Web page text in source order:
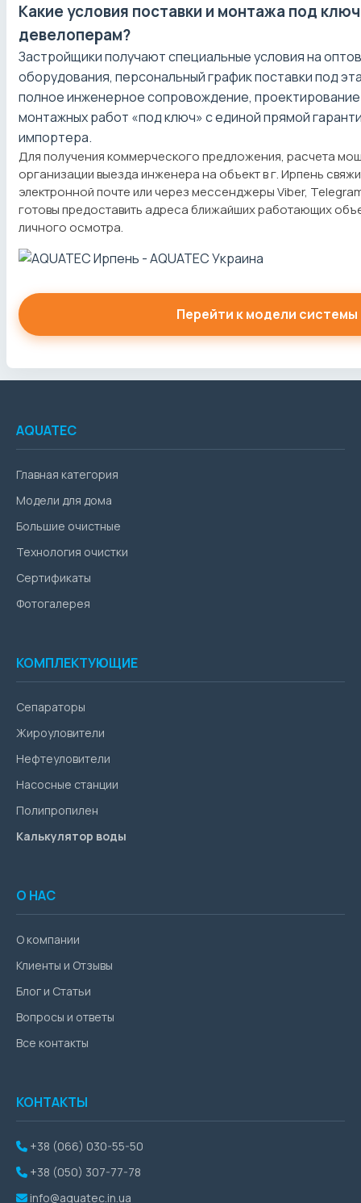
Какие условия поставки и монтажа под
девелоперам?
Застройщики получают специальные условия на
оборудования, персональный график поставки под
полное инженерное сопровождение,
монтажных работ «под ключ» с единой прямой
импортера.
Для получения коммерческого предложения, расчета
организации выезда инженера на объект в г. Ирпень
электронной почте или через мессенджеры Viber,
готовы предоставить адреса ближайших работающих
личного осмотра.
Перейти к модели системы
AQUATEC
Главная категория
Модели для дома
Большие очистные
Технология очистки
Сертификаты
Фотогалерея
КОМПЛЕКТУЮЩИЕ
Сепараторы
Жироуловители
Нефтеуловители
Насосные станции
Полипропилен
Калькулятор воды
О НАС
О компании
Клиенты и Отзывы
Блог и Статьи
Вопросы и ответы
Все контакты
КОНТАКТЫ
+38 (066) 030-55-50
+38 (050) 307-77-78
info@aquatec.in.ua